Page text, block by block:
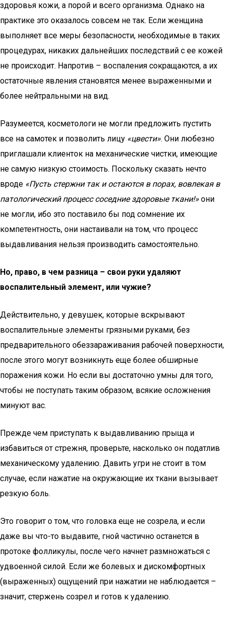
здоровья кожи, а порой и всего организма. Однако на
практике это оказалось совсем не так. Если женщина
выполняет все меры безопасности, необходимые в таких
процедурах, никаких дальнейших последствий с ее кожей
не происходит. Напротив – воспаления сокращаются, а их
остаточные явления становятся менее выраженными и
более нейтральными на вид.
Разумеется, косметологи не могли предложить пустить
все на самотек и позволить лицу «цвести». Они любезно
приглашали клиенток на механические чистки, имеющие
не самую низкую стоимость. Поскольку сказать нечто
вроде «Пусть стержни так и остаются в порах, вовлекая в
патологический процесс соседние здоровые ткани!» они
не могли, ибо это поставило бы под сомнение их
компетентность, они настаивали на том, что процесс
выдавливания нельзя производить самостоятельно.
Но, право, в чем разница – свои руки удаляют
воспалительный элемент, или чужие?
Действительно, у девушек, которые вскрывают
воспалительные элементы грязными руками, без
предварительного обеззараживания рабочей поверхности,
после этого могут возникнуть еще более обширные
поражения кожи. Но если вы достаточно умны для того,
чтобы не поступать таким образом, всякие осложнения
минуют вас.
Прежде чем приступать к выдавливанию прыща и
избавиться от стрежня, проверьте, насколько он податлив
механическому удалению. Давить угри не стоит в том
случае, если нажатие на окружающие их ткани вызывает
резкую боль.
Это говорит о том, что головка еще не созрела, и если
даже вы что-то выдавите, гной частично останется в
протоке фолликулы, после чего начнет размножаться с
удвоенной силой. Если же болевых и дискомфортных
(выраженных) ощущений при нажатии не наблюдается –
значит, стержень созрел и готов к удалению.